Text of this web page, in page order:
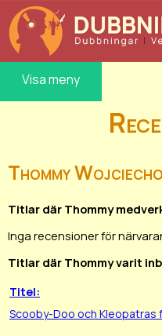
Visa meny
Thommy
Titlar där Thommy
Inga recensioner för
Titlar där Thommy varit
Titel:
Scooby-Doo och Kleopatras